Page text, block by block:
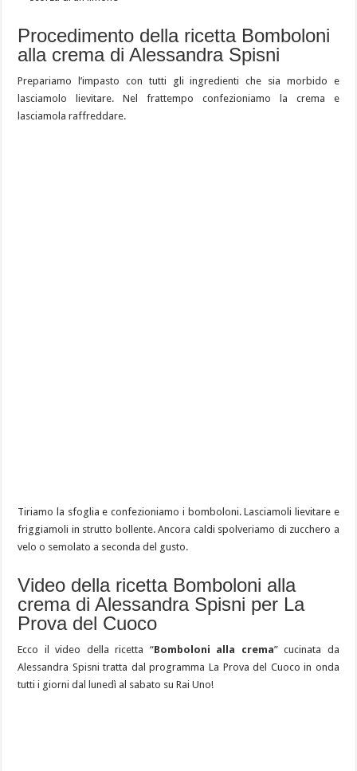
Procedimento della ricetta Bomboloni
alla crema di Alessandra Spisni
Prepariamo l’impasto con tutti gli ingredienti che sia morbido e
lasciamolo lievitare. Nel frattempo confezioniamo la crema e
lasciamola raffreddare.
Tiriamo la sfoglia e confezioniamo i bomboloni. Lasciamoli lievitare e
friggiamoli in strutto bollente. Ancora caldi spolveriamo di zucchero a
velo o semolato a seconda del gusto.
Video della ricetta Bomboloni alla
crema di Alessandra Spisni per La
Prova del Cuoco
Ecco il video della ricetta “Bomboloni alla crema” cucinata da
Alessandra Spisni tratta dal programma La Prova del Cuoco in onda
tutti i giorni dal lunedì al sabato su Rai Uno!